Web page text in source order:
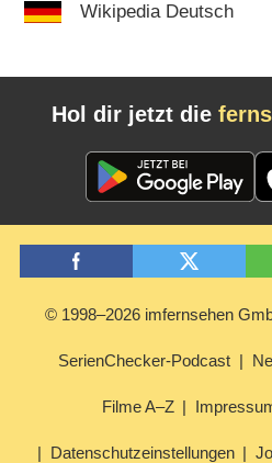
Wikipedia Deutsch
Hol dir jetzt die
© 1998–2026 imfernsehen
SerienChecker-Podcast
Filme A–Z
Datenschutzeinstellungen